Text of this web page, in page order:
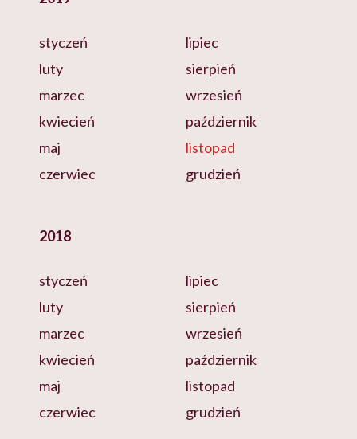
styczeń
luty
marzec
kwiecień
maj
czerwiec
lipiec
sierpień
wrzesień
październik
listopad
grudzień
2018
styczeń
luty
marzec
kwiecień
maj
czerwiec
lipiec
sierpień
wrzesień
październik
listopad
grudzień